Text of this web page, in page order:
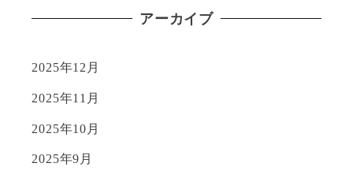
アーカイブ
2025年12月
2025年11月
2025年10月
2025年9月